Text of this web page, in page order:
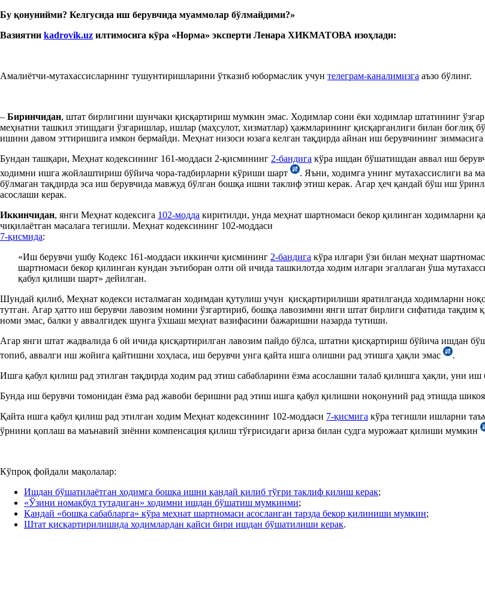
Бу қонунийми? Келгусида иш берувчида муаммолар бўлмайдими?»
Вазиятни kadrovik.uz илтимосига кўра «Норма» эксперти Ленара ХИКМАТОВА изоҳлади:
Амалиётчи-мутахассисларнинг тушунтиришларини ўтказиб юбормаслик учун телеграм-каналимизга аъзо бўлинг.
– Биринчидан, штат бирлигини шунчаки қисқартириш мумкин эмас. Ходимлар сони ёки ходимлар штатининг
меҳнатни ташкил этишдаги ўзгаришлар, ишлар (маҳсулот, хизматлар) ҳажмларининг қисқарганлиги билан боғлиқ
ишини давом эттиришига имкон бермайди. Меҳнат низоси юзага келган тақдирда айнан иш берувчининг
Бундан ташқари, Меҳнат кодексининг 161-моддаси 2-қисмининг 2-бандига кўра ишдан бўшатишдан аввал иш
ходимни ишга жойлаштириш бўйича чора-тадбирларни кўриши шарт
. Яъни, ходимга унинг мутахассислиги ва
бўлмаган тақдирда эса иш берувчида мавжуд бўлган бошқа ишни таклиф этиш керак. Агар ҳеч қандай бўш иш
асослаши керак.
Иккинчидан, янги Меҳнат кодексига 102-модда киритилди, унда меҳнат шартномаси бекор қилинган ходимларни
чиқилаётган масалага тегишли. Меҳнат кодексининг 102-моддаси
7-қисмида:
«Иш берувчи ушбу Кодекс 161-моддаси иккинчи қисмининг 2-бандига кўра илгари ўзи билан меҳнат
шартномаси бекор қилинган кундан эътиборан олти ой ичида ташкилотда ходим илгари эгаллаган ўша
қабул қилиши шарт» дейилган.
Шундай қилиб, Меҳнат кодекси исталмаган ходимдан қутулиш учун қисқартирилиши яратилганда ходимларни
тутган. Агар ҳатто иш берувчи лавозим номини ўзгартириб, бошқа лавозимни янги штат бирлиги сифатида
номи эмас, балки у аввалгидек шунга ўхшаш меҳнат вазифасини бажаришни назарда тутиши.
Агар янги штат жадвалида 6 ой ичида қисқартирилган лавозим пайдо бўлса, штатни қисқартириш бўйича ишдан
топиб, аввалги иш жойига қайтишни хоҳласа, иш берувчи унга қайта ишга олишни рад этишга ҳақли эмас
.
Ишга қабул қилиш рад этилган тақдирда ходим рад этиш сабабларини ёзма асослашни талаб қилишга ҳақли, уни
Бунда иш берувчи томонидан ёзма рад жавоби беришни рад этиш ишга қабул қилишни ноқонуний рад этишда
Қайта ишга қабул қилиш рад этилган ходим Меҳнат кодексининг 102-моддаси 7-қисмига кўра тегишли ишларни
ўрнини қоплаш ва маънавий зиённи компенсация қилиш тўғрисидаги ариза билан судга мурожаат қилиши мумкин
Кўпроқ фойдали мақолалар:
Ишдан бўшатилаётган ходимга бошқа ишни қандай қилиб тўғри таклиф қилиш керак;
«Ўзини номақбул тутадиган» ходимни ишдан бўшатиш мумкинми;
Қандай «бошқа сабабларга» кўра меҳнат шартномаси асосланган тарзда бекор қилиниши мумкин;
Штат қисқартирилишида ходимлардан қайси бири ишдан бўшатилиши керак.